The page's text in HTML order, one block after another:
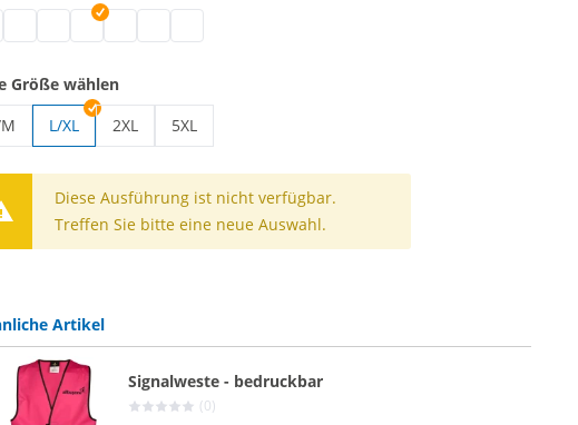
| schwarz
Kennzeichnungsweste | weiß
Kennzeichnungsweste | blau
Kennzeichnungsweste | grün
Kennzeichnungsweste | pink
Größe wählen
L/XL
2XL
5XL
Diese Ausführung ist nicht verfügbar.
Treffen Sie bitte eine neue Auswahl.
Artikel
Signalweste - bedruckbar
(0)